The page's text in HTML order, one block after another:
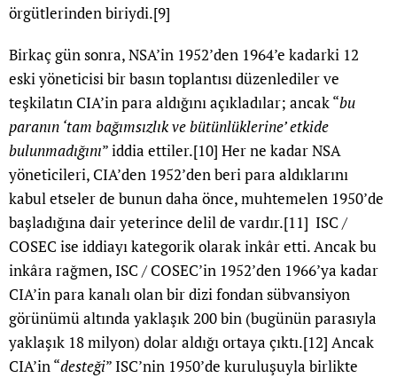
örgütlerinden biriydi.[9]
Birkaç gün sonra, NSA’in 1952’den 1964’e kadarki 12
eski yöneticisi bir basın toplantısı düzenlediler ve
teşkilatın CIA’in para aldığını açıkladılar; ancak “bu
paranın ‘tam bağımsızlık ve bütünlüklerine’ etkide
bulunmadığını” iddia ettiler.[10] Her ne kadar NSA
yöneticileri, CIA’den 1952’den beri para aldıklarını
kabul etseler de bunun daha önce, muhtemelen 1950’de
başladığına dair yeterince delil de vardır.[11] ISC /
COSEC ise iddiayı kategorik olarak inkâr etti. Ancak bu
inkâra rağmen, ISC / COSEC’in 1952’den 1966’ya kadar
CIA’in para kanalı olan bir dizi fondan sübvansiyon
görünümü altında yaklaşık 200 bin (bugünün parasıyla
yaklaşık 18 milyon) dolar aldığı ortaya çıktı.[12] Ancak
CIA’in “desteği” ISC’nin 1950’de kuruluşuyla birlikte